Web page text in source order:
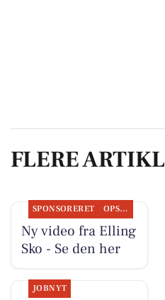
FLERE
SPONSORERET OPSLAGSTAVLEN
Ny video fra Elling
Sko - Se den her
JOBNYT